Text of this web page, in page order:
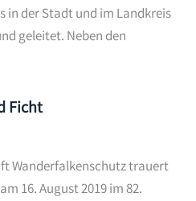
in der Stadt und im Landkreis
geleitet. Neben den
Ficht
Wanderfalkenschutz trauert
16. August 2019 im 82.